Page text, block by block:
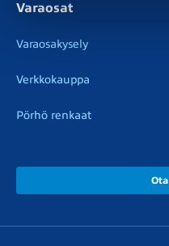
Varaosat
Varaosakysely
Verkkokauppa
Pörhö renkaat